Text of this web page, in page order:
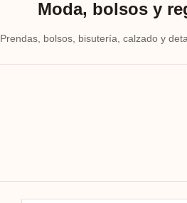
Moda, bolsos y
Prendas, bolsos, bisutería, calzado y